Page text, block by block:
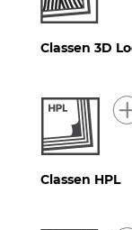
Classen 3D
Classen HPL